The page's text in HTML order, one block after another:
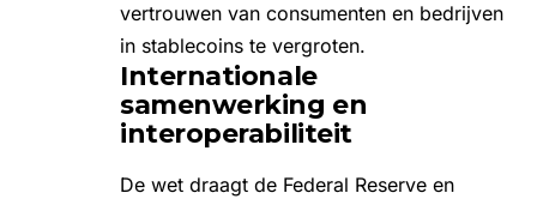
vertrouwen van consumenten en bedrijven
in stablecoins te vergroten.
Internationale
samenwerking en
interoperabiliteit
De wet draagt de Federal Reserve en